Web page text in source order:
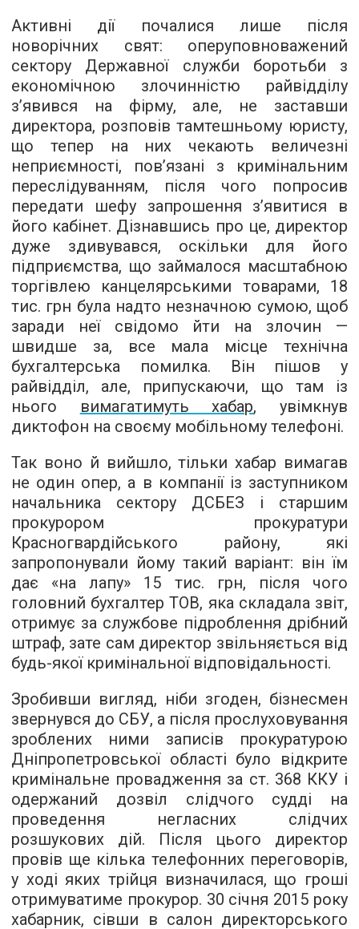
Активні дії почалися лише після
новорічних свят: оперуповноважений
сектору Державної служби боротьби з
економічною злочинністю райвідділу
з’явився на фірму, але, не заставши
директора, розповів тамтешньому юристу,
що тепер на них чекають величезні
неприємності, пов’язані з кримінальним
переслідуванням, після чого попросив
передати шефу запрошення з’явитися в
його кабінет. Дізнавшись про це, директор
дуже здивувався, оскільки для його
підприємства, що займалося масштабною
торгівлею канцелярськими товарами, 18
тис. грн була надто незначною сумою, щоб
заради неї свідомо йти на злочин —
швидше за, все мала місце технічна
бухгалтерська помилка. Він пішов у
райвідділ, але, припускаючи, що там із
нього вимагатимуть хабар, увімкнув
диктофон на своєму мобільному телефоні.
Так воно й вийшло, тільки хабар вимагав
не один опер, а в компанії із заступником
начальника сектору ДСБЕЗ і старшим
прокурором прокуратури
Красногвардійського району, які
запропонували йому такий варіант: він їм
дає «на лапу» 15 тис. грн, після чого
головний бухгалтер ТОВ, яка складала звіт,
отримує за службове підроблення дрібний
штраф, зате сам директор звільняється від
будь-якої кримінальної відповідальності.
Зробивши вигляд, ніби згоден, бізнесмен
звернувся до СБУ, а після прослуховування
зроблених ними записів прокуратурою
Дніпропетровської області було відкрите
кримінальне провадження за ст. 368 ККУ і
одержаний дозвіл слідчого судді на
проведення негласних слідчих
розшукових дій. Після цього директор
провів ще кілька телефонних переговорів,
у ході яких трійця визначилася, що гроші
отримуватиме прокурор. 30 січня 2015 року
хабарник, сівши в салон директорського